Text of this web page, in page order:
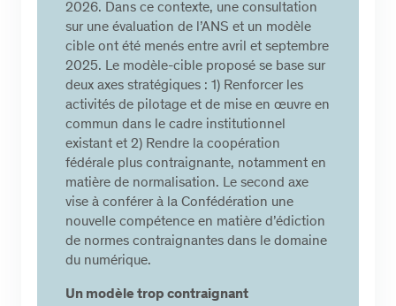
2026. Dans ce contexte, une consultation
sur une évaluation de l’ANS et un modèle
cible ont été menés entre avril et septembre
2025. Le modèle-cible proposé se base sur
deux axes stratégiques : 1) Renforcer les
activités de pilotage et de mise en œuvre en
commun dans le cadre institutionnel
existant et 2) Rendre la coopération
fédérale plus contraignante, notamment en
matière de normalisation. Le second axe
vise à conférer à la Confédération une
nouvelle compétence en matière d’édiction
de normes contraignantes dans le domaine
du numérique.
Un modèle trop contraignant